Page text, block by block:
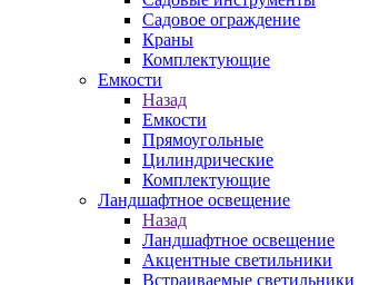
Садовое ограждение
Краны
Комплектующие
Емкости
Назад
Емкости
Прямоугольные
Цилиндрические
Комплектующие
Ландшафтное освещение
Назад
Ландшафтное освещение
Акцентные светильники
Встраиваемые светильники